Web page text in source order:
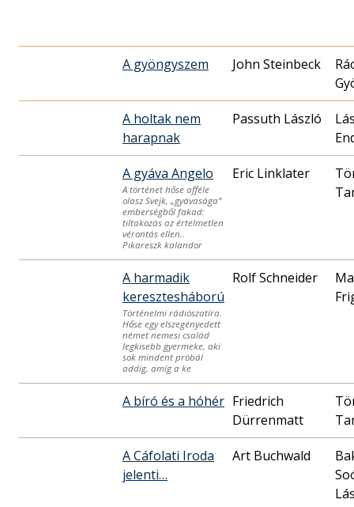
A gyöngyszem John Steinbeck
A holtak nem
harapnak
Passuth László
A gyáva Angelo
A történet hőse afféle
olasz Svejk, „gyávasága”
emberségből fakad:
tiltakozás az értelmetlen
vérontás ellen..
Pikareszk kalandor
Eric Linklater
A harmadik
keresztesháború
Történelmi rádiószatíra.
Hőse egy elszegényedett
német nemesi család
legkisebb gyermeke, aki
sok mindent próbál
addig, amíg a ke
Rolf Schneider
A bíró és a hóhér Friedrich
Dürrenmatt
A Cáfolati Iroda
jelenti…
Art Buchwald